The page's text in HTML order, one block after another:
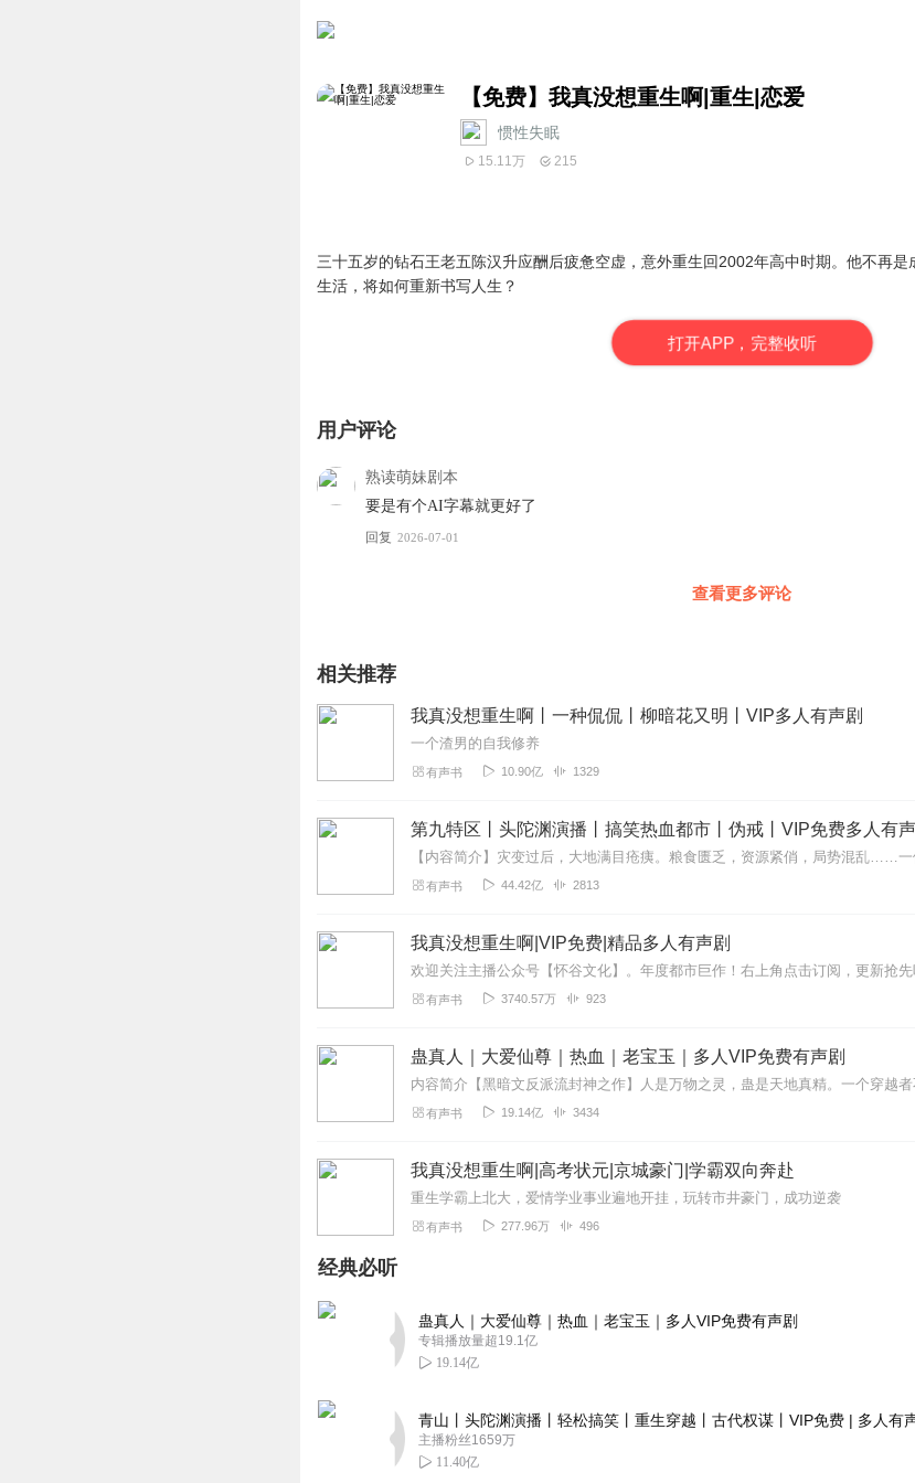
【免费】我真没想重生啊|重生|恋爱
惯性失眠_
15.11万 215
三十五岁的钻石王老五陈汉升应酬后疲惫空虚，意外重生回2002年高中时期。他不再
生活，将如何重新书写人生？
打开APP，完整收听
用户评论
熟读萌妹剧本
要是有个AI字幕就更好了
回复 2026-07-01
查看更多评论
相关推荐
我真没想重生啊丨一种侃侃丨柳暗花又明丨VIP多人有声剧
一个渣男的自我修养
有声书 10.90亿 1329
第九特区丨头陀渊演播丨搞笑热血都市丨伪戒丨VIP免费多人有
有声书 44.42亿 2813
我真没想重生啊|VIP免费|精品多人有声剧
有声书 3740.57万 923
蛊真人｜大爱仙尊｜热血｜老宝玉｜多人VIP免费有声剧
有声书 19.14亿 3434
我真没想重生啊|高考状元|京城豪门|学霸双向奔赴
重生学霸上北大，爱情学业事业遍地开挂，玩转市井豪门，成功逆袭
有声书 277.96万 496
经典必听
蛊真人｜大爱仙尊｜热血｜老宝玉｜多人VIP免费有声剧
专辑播放量超19.1亿
19.14亿
青山丨头陀渊演播丨轻松搞笑丨重生穿越丨古代权谋丨VIP免费 | 多人有
主播粉丝1659万
11.40亿